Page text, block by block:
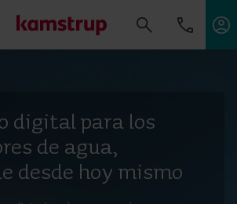
digital para los
de agua,
desde hoy mismo